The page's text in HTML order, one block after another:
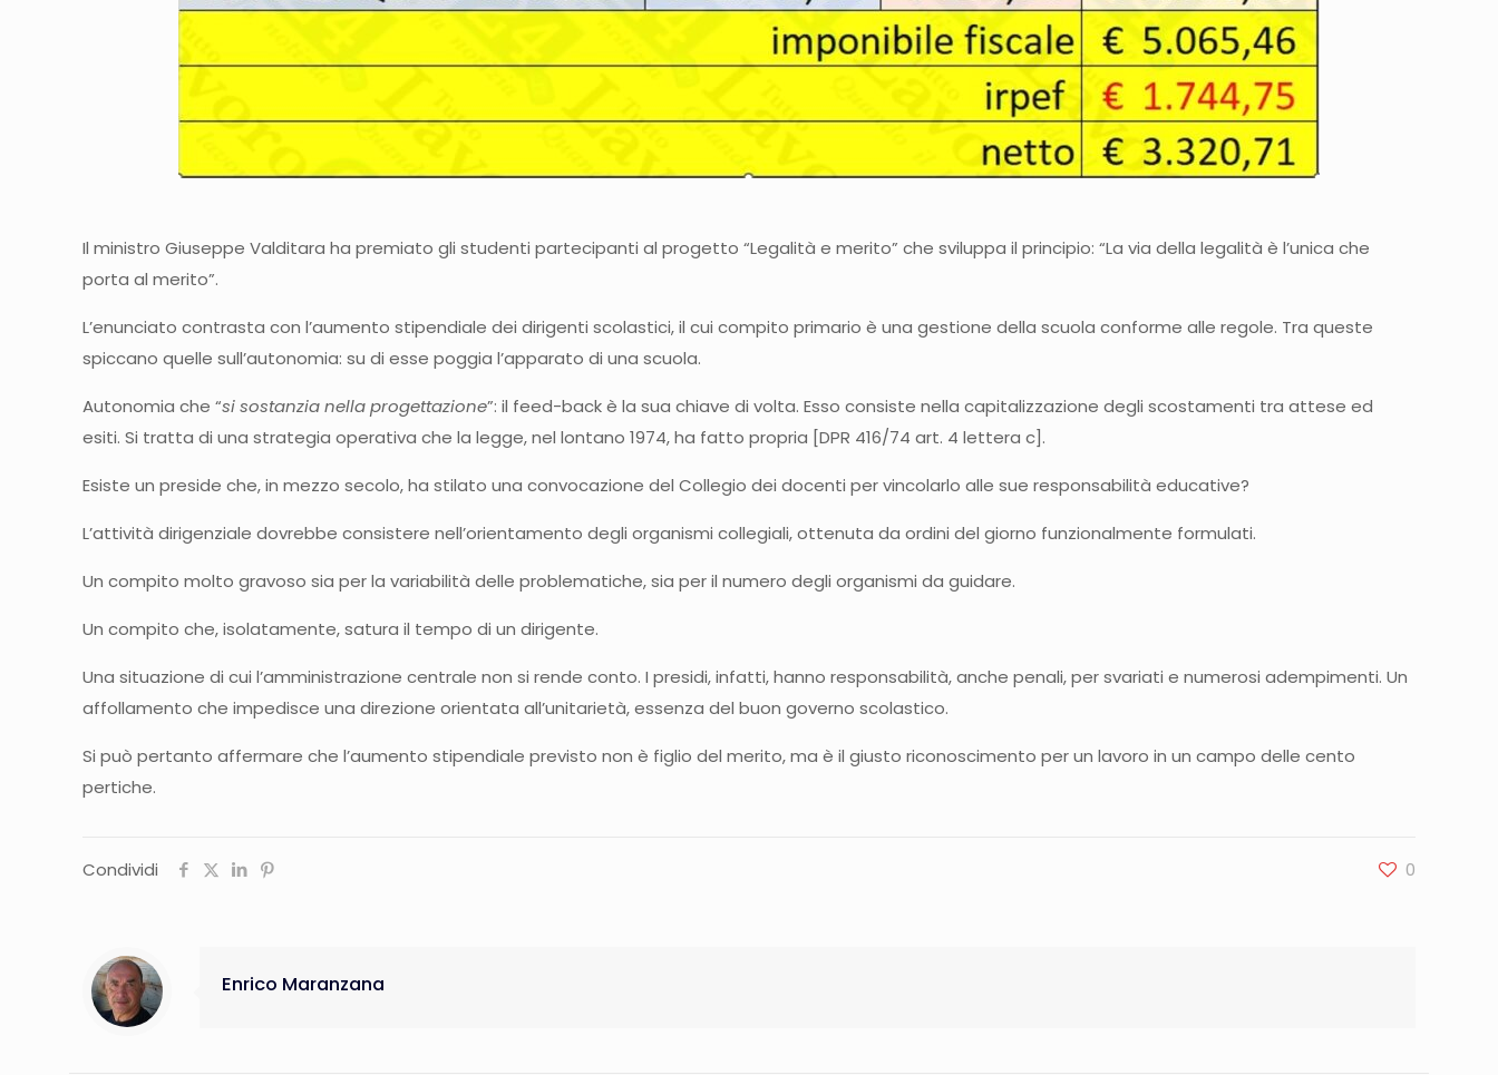
Il ministro Giuseppe Valditara ha premiato gli studenti partecipanti al progetto “Legalità e merito” che sviluppa il principio: “La via della legalità è l’unica che
porta al merito”.
L’enunciato contrasta con l’aumento stipendiale dei dirigenti scolastici, il cui compito primario è una gestione della scuola conforme alle regole. Tra queste
spiccano quelle sull’autonomia: su di esse poggia l’apparato di una scuola.
Autonomia che “si sostanzia nella progettazione”: il feed-back è la sua chiave di volta. Esso consiste nella capitalizzazione degli scostamenti tra attese ed
esiti. Si tratta di una strategia operativa che la legge, nel lontano 1974, ha fatto propria [DPR 416/74 art. 4 lettera c].
Esiste un preside che, in mezzo secolo, ha stilato una convocazione del Collegio dei docenti per vincolarlo alle sue responsabilità educative?
L’attività dirigenziale dovrebbe consistere nell’orientamento degli organismi collegiali, ottenuta da ordini del giorno funzionalmente formulati.
Un compito molto gravoso sia per la variabilità delle problematiche, sia per il numero degli organismi da guidare.
Un compito che, isolatamente, satura il tempo di un dirigente.
Una situazione di cui l’amministrazione centrale non si rende conto. I presidi, infatti, hanno responsabilità, anche penali, per svariati e numerosi adempimenti. Un
affollamento che impedisce una direzione orientata all’unitarietà, essenza del buon governo scolastico.
Si può pertanto affermare che l’aumento stipendiale previsto non è figlio del merito, ma è il giusto riconoscimento per un lavoro in un campo delle cento
pertiche.
Condividi 0
Enrico Maranzana